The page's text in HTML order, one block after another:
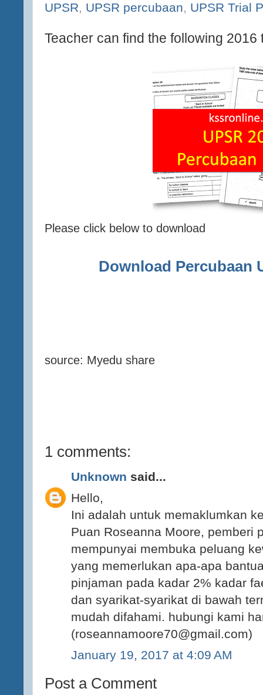
UPSR
UPSR percubaan UPSR Trial
Teacher can find the following
Please click below to download
Download Percubaan
source: Myedu share
1 comments:
Unknown said...
Hello,
Ini adalah untuk memaklumkan
Puan Roseanna Moore, pemberi
mempunyai membuka peluang
yang memerlukan apa-apa
pinjaman pada kadar 2% kadar
dan syarikat-syarikat di bawah
mudah difahami. hubungi kami
(roseannamoore70@gmail.com)
January 19, 2017 at 4:09 AM
Post a Comment